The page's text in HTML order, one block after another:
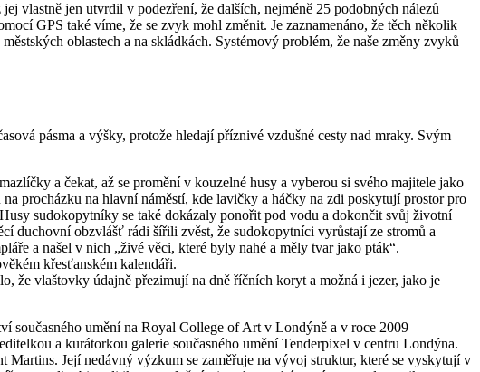
vlastně jen utvrdil v podezření, že dalších, nejméně 25 podobných nálezů
GPS také víme, že se zvyk mohl změnit. Je zaznamenáno, že těch několik
oblastech a na skládkách. Systémový problém, že naše změny zvyků
pásma a výšky, protože hledají příznivé vzdušné cesty nad mraky. Svým
a čekat, až se promění v kouzelné husy a vyberou si svého majitele jako
procházku na hlavní náměstí, kde lavičky a háčky na zdi poskytují prostor pro
sudokopytníky se také dokázaly ponořit pod vodu a dokončit svůj životní
duchovní obzvlášť rádi šířili zvěst, že sudokopytníci vyrůstají ze stromů a
a našel v nich „živé věci, které byly nahé a měly tvar jako pták“.
křesťanském kalendáři.
že vlaštovky údajně přezimují na dně říčních koryt a možná i jezer, jako je
současného umění na Royal College of Art v Londýně a v roce 2009
a kurátorkou galerie současného umění Tenderpixel v centru Londýna.
Její nedávný výzkum se zaměřuje na vývoj struktur, které se vyskytují v